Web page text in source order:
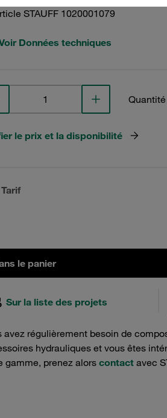
STAUFF 1020001079
Données techniques
le prix et la disponibilité
le panier
Sur la liste des projets
avez régulièrement besoin de
hydrauliques et vous êtes
gamme, prenez alorscontact avec